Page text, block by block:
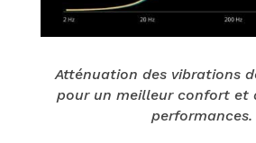
Atténuation des vibrations
pour un meilleur confort et
performances.